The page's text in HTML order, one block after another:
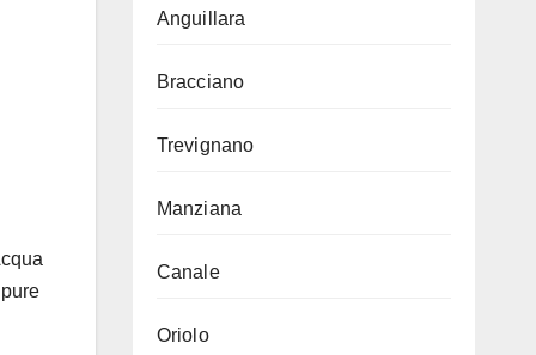
Anguillara
Bracciano
Trevignano
Manziana
Canale
Oriolo